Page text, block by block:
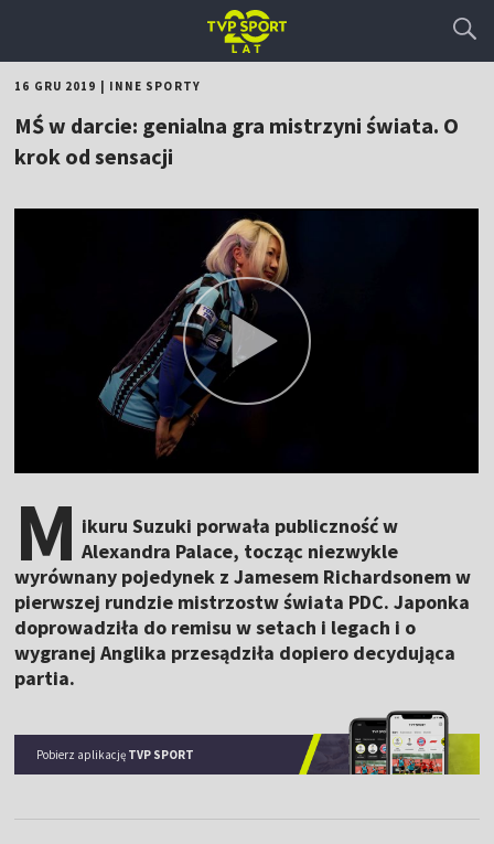
16 GRU 2019 INNE SPORTY
MŚ w darcie: genialna gra mistrzyni świata. O
krok od sensacji
M ikuru Suzuki porwała publiczność w
Alexandra Palace, tocząc niezwykle
wyrównany pojedynek z Jamesem Richardsonem w
pierwszej rundzie mistrzostw świata PDC. Japonka
doprowadziła do remisu w setach i legach i o
wygranej Anglika przesądziła dopiero decydująca
partia.
Pobierz aplikację TVP SPORT